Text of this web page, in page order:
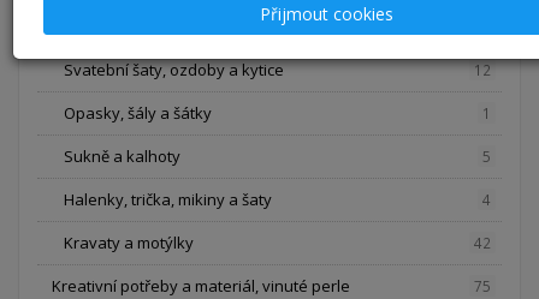
Svatební šaty, ozdoby a kytice 12
Opasky, šály a šátky 1
Sukně a kalhoty 5
Halenky, trička, mikiny a šaty 4
Kravaty a motýlky 42
Kreativní potřeby a materiál, vinuté perle 75
Přijmout cookies